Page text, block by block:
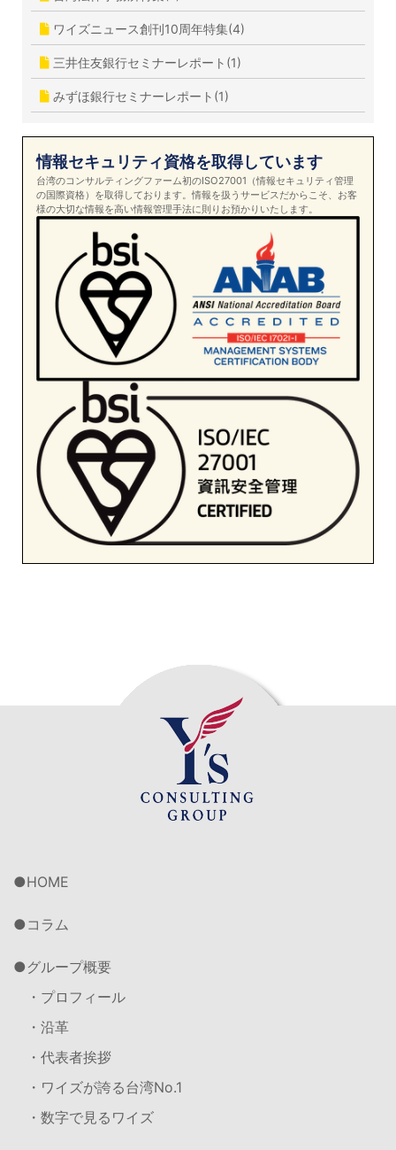
ワイズニュース創刊10周年特集(4)
三井住友銀行セミナーレポート(1)
みずほ銀行セミナーレポート(1)
情報セキュリティ資格を取得しています
台湾のコンサルティングファーム初のISO27001（情報セキュリティ管理
の国際資格）を取得しております。情報を扱うサービスだからこそ、お客
様の大切な情報を高い情報管理手法に則りお預かりいたします。
HOME
コラム
グループ概要
・プロフィール
・沿革
・代表者挨拶
・ワイズが誇る台湾No.1
・数字で見るワイズ